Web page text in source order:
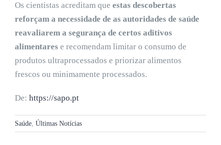
Os cientistas acreditam que estas descobertas
reforçam a necessidade de as autoridades de saúde
reavaliarem a segurança de certos aditivos
alimentares e recomendam limitar o consumo de
produtos ultraprocessados e priorizar alimentos
frescos ou minimamente processados.
De: https://sapo.pt
Saúde, Últimas Notícias